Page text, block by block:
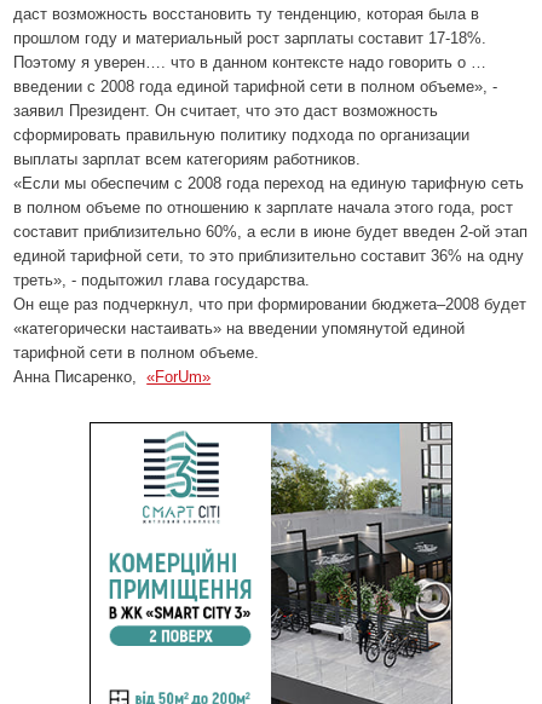
даст возможность восстановить ту тенденцию, которая была в
прошлом году и материальный рост зарплаты составит 17-18%.
Поэтому я уверен…. что в данном контексте надо говорить о …
введении с 2008 года единой тарифной сети в полном объеме», -
заявил Президент. Он считает, что это даст возможность
сформировать правильную политику подхода по организации
выплаты зарплат всем категориям работников.
«Если мы обеспечим с 2008 года переход на единую тарифную сеть
в полном объеме по отношению к зарплате начала этого года, рост
составит приблизительно 60%, а если в июне будет введен 2-ой этап
единой тарифной сети, то это приблизительно составит 36% на одну
треть», - подытожил глава государства.
Он еще раз подчеркнул, что при формировании бюджета–2008 будет
«категорически настаивать» на введении упомянутой единой
тарифной сети в полном объеме.
Анна Писаренко,«ForUm»